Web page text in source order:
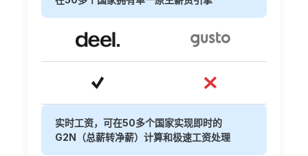
实时工资，可在50多个国家实现即时的
G2N（总薪转净薪）计算和极速工资处理